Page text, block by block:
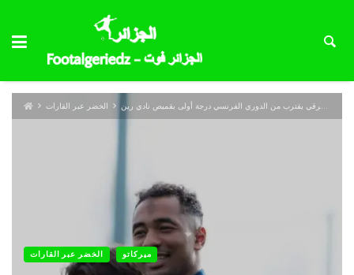
الخضر عبر القارات سمير شرقي يقترب من الدوري الفرنسي درجة أولى بقميص نادي رين
الخضر عبر القارات ميركاتو